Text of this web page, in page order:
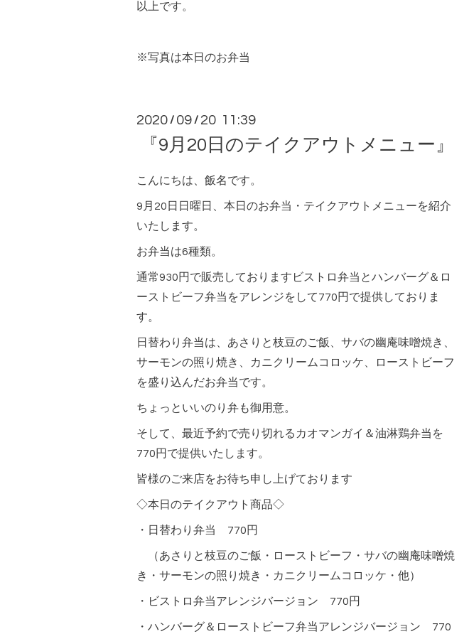
以上です。
※写真は本日のお弁当
2020 / 09 / 20 11:39
『9月20日のテイクアウトメニュー』
こんにちは、飯名です。
9月20日日曜日、本日のお弁当・テイクアウトメニューを紹介
いたします。
お弁当は6種類。
通常930円で販売しておりますビストロ弁当とハンバーグ＆ロ
ーストビーフ弁当をアレンジをして770円で提供しておりま
す。
日替わり弁当は、あさりと枝豆のご飯、サバの幽庵味噌焼き、
サーモンの照り焼き、カニクリームコロッケ、ローストビーフ
を盛り込んだお弁当です。
ちょっといいのり弁も御用意。
そして、最近予約で売り切れるカオマンガイ＆油淋鶏弁当を
770円で提供いたします。
皆様のご来店をお待ち申し上げております
◇本日のテイクアウト商品◇
・日替わり弁当 770円
（あさりと枝豆のご飯・ローストビーフ・サバの幽庵味噌焼
き・サーモンの照り焼き・カニクリームコロッケ・他）
・ビストロ弁当アレンジバージョン 770円
・ハンバーグ＆ローストビーフ弁当アレンジバージョン 770